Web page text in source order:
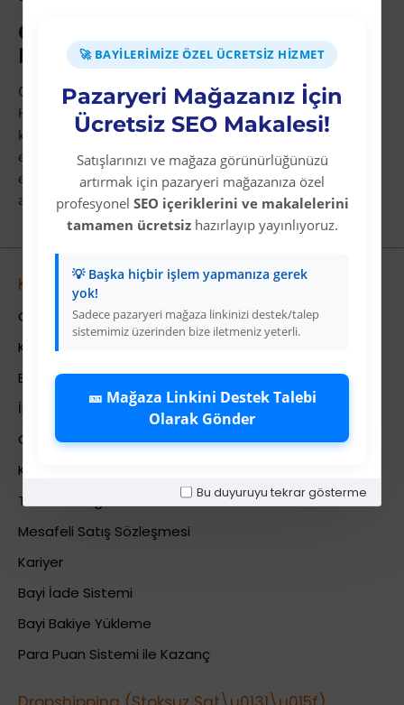
🚀 BAYILERIMIZE ÖZEL ÜCRETSIZ HIZMET
Pazaryeri Mağazanız İçin
Ücretsiz SEO Makalesi!
Satışlarınızı ve mağaza görünürlüğünüzü
artırmak için pazaryeri mağazanıza özel
profesyonel SEO içeriklerini ve makalelerini
tamamen ücretsizhazırlayıp yayınlıyoruz.
💡 Başka hiçbir işlem yapmanıza gerek
yok!
Sadece pazaryeri mağaza linkinizi destek/talep
sistemimiz üzerinden bize iletmeniz yeterli.
🎫 Mağaza Linkini Destek Talebi
Olarak Gönder
Bu duyuruyu tekrar gösterme
Colezium ile Dropshipping
Başlatmak
Colezium'un XML entegrasyonunu Trendyol ve
Hepsiburada mağazalarınıza bağlayın. Cat Power
kategorileriyle birlikte einhell ürünlerini de mağazanıza
ekleyin,
Akülü Darbeli Matkap ana kategorisini ziyaret
ederek portföyünüzü genişletin. Stoksuz e-ticaretin
avantajlarını bugün yaşamaya başlayın.
Kurumsal
Colezium Hakkında
Kurumsal Bilgiler
Banka Hesab Bilgileri
İletişim
Gizlilik Politikası
Kullanıcı Sözleşmesi
Teslimat Bilgileri
Mesafeli Satış Sözleşmesi
Kariyer
Bayi İade Sistemi
Bayi Bakiye Yükleme
Para Puan Sistemi ile Kazanç